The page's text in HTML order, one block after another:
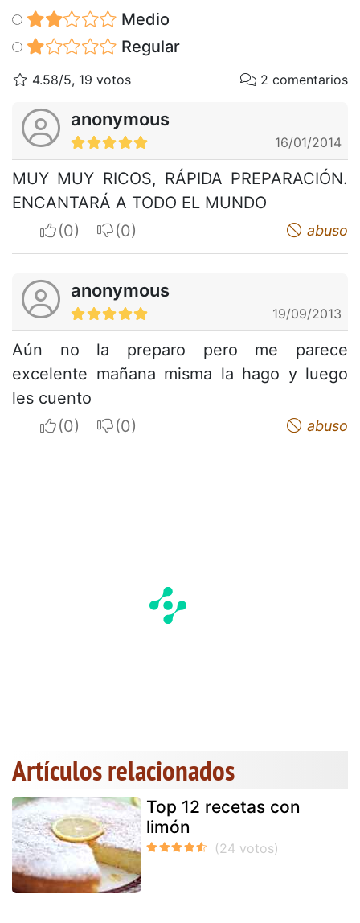
Medio
Regular
4.58/5, 19 votos 2 comentarios
anonymous
16/01/2014
MUY MUY RICOS, RÁPIDA PREPARACIÓN.
ENCANTARÁ A TODO EL MUNDO
I apreciateI do not appreciate abuso
anonymous
19/09/2013
Aún no la preparo pero me parece
excelente mañana misma la hago y luego
les cuento
I apreciateI do not appreciate abuso
Artículos relacionados
Top 12 recetas con
limón